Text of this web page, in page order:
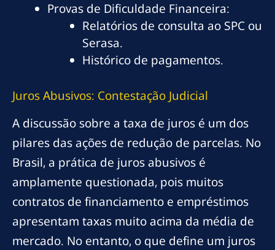
Provas de Dificuldade Financeira:
Relatórios de consulta ao SPC ou
Serasa.
Histórico de pagamentos.
Juros Abusivos: Contestação Judicial
A discussão sobre a taxa de juros é um dos
pilares das ações de redução de parcelas. No
Brasil, a prática de juros abusivos é
amplamente questionada, pois muitos
contratos de financiamento e empréstimos
apresentam taxas muito acima da média de
mercado. No entanto, o que define um juros